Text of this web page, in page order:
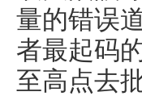
量的错误
者最起码
至高点去